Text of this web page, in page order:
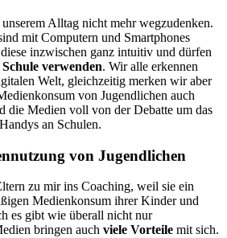
Alltag nicht mehr wegzudenken.
mit Computern und Smartphones
inzwischen ganz intuitiv und dürfen
verwenden. Wir alle erkennen
Welt, gleichzeitig merken wir aber
von Jugendlichen auch
die Medien voll von der Debatte um das
an Schulen.
von Jugendlichen
zu mir ins Coaching, weil sie ein
Medienkonsum ihrer Kinder und
es gibt wie überall nicht nur
bringen auch viele Vorteile mit sich.